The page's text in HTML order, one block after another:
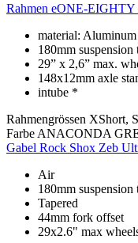
Rahmen eONE-EIGHTY
material: Aluminum
180mm suspension
29” x 2,6” max.
148x12mm axle
intube *
Rahmengrössen XShort,
Farbe ANACONDA
Gabel Rock Shox Zeb
Air
180mm suspension
Tapered
44mm fork offset
29x2.6" max